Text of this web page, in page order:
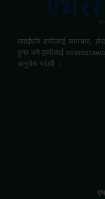
तपाईंपनि हामीलाई समाचार,
हुन्छ भने हामीलाई
अनुरोध गर्दछौं ।